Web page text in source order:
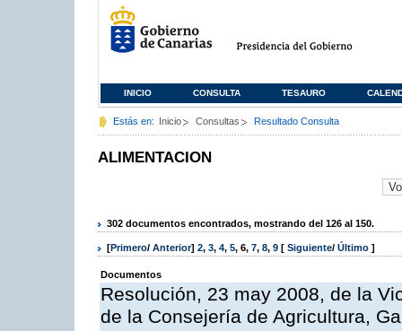
INICIO CONSULTA TESAURO
Estás en: Inicio Consultas Resultado Consulta
ALIMENTACION
302 documentos encontrados, mostrando del 126 al 150.
[Primero/ Anterior] 2, 3, 4, 5, 6, 7, 8, 9 [ Siguiente/ Último ]
Documentos
Resolución, 23 may 2008, de la
de la Consejería de Agricultura,